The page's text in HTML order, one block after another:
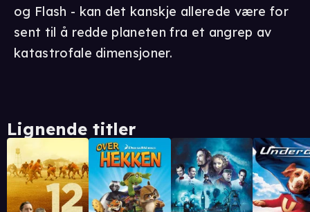
og Flash - kan det kanskje allerede være for
sent til å redde planeten fra et angrep av
katastrofale dimensjoner.
Lignende titler